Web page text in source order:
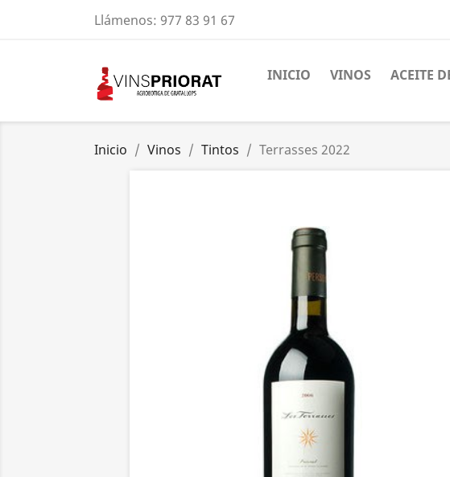
Llámenos: 977 83 91 67
INICIO VINOS ACEITE
Inicio Vinos Tintos Terrasses 2022